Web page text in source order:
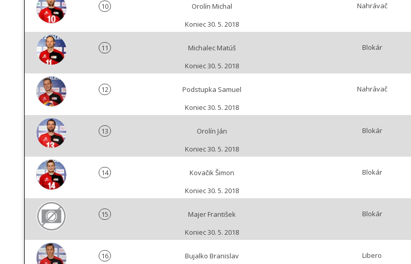
10
Orolín Michal
Koniec 30. 5. 2018
Nahrávač
11
Michalec Matúš
Koniec 30. 5. 2018
Blokár
12
Podstupka Samuel
Koniec 30. 5. 2018
Nahrávač
13
Orolín Ján
Koniec 30. 5. 2018
Blokár
14
Kovačik Šimon
Koniec 30. 5. 2018
Blokár
15
Majer František
Koniec 30. 5. 2018
Blokár
16
Bujalko Branislav
Libero